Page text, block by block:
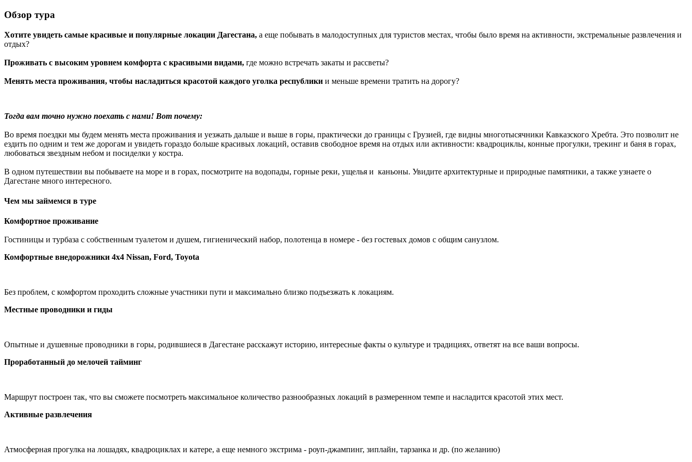
Обзор тура
Хотите увидеть самые красивые и популярные локации Дагестана, а еще побывать в малодоступных для туристов местах, чтобы было время на активности, экстремальные развлечения и
отдых?
Проживать с высоким уровнем комфорта с красивыми видами, где можно встречать закаты и рассветы?
Менять места проживания, чтобы насладиться красотой каждого уголка республики и меньше времени тратить на дорогу?
Тогда вам точно нужно поехать с нами! Вот почему:
Во время поездки мы будем менять места проживания и уезжать дальше и выше в горы, практически до границы с Грузией, где видны многотысячники Кавказского Хребта. Это позволит не
ездить по одним и тем же дорогам и увидеть гораздо больше красивых локаций, оставив свободное время на отдых или активности: квадроциклы, конные прогулки, трекинг и баня в горах,
любоваться звездным небом и посиделки у костра.
В одном путешествии вы побываете на море и в горах, посмотрите на водопады, горные реки, ущелья и каньоны. Увидите архитектурные и природные памятники, а также узнаете о
Дагестане много интересного.
Чем мы займемся в туре
Комфортное проживание
Гостиницы и турбаза с собственным туалетом и душем, гигиенический набор, полотенца в номере - без гостевых домов с общим санузлом.
Комфортные внедорожники 4х4 Nissan, Ford, Toyota
Без проблем, с комфортом проходить сложные участники пути и максимально близко подъезжать к локациям.
Местные проводники и гиды
Опытные и душевные проводники в горы, родившиеся в Дагестане расскажут историю, интересные факты о культуре и традициях, ответят на все ваши вопросы.
Проработанный до мелочей тайминг
Маршрут построен так, что вы сможете посмотреть максимальное количество разнообразных локаций в размеренном темпе и насладится красотой этих мест.
Активные развлечения
Атмосферная прогулка на лошадях, квадроциклах и катере, а еще немного экстрима - роуп-джампинг, зиплайн, тарзанка и др. (по желанию)